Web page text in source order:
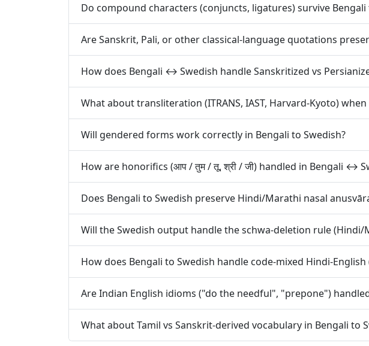
Do compound characters (conjuncts, ligatures) survive Bengali
Are Sanskrit, Pali, or other classical-language quotations
How does Bengali ↔ Swedish handle Sanskritized vs
What about transliteration (ITRANS, IAST, Harvard-Kyoto)
Will gendered forms work correctly in Bengali to Swedish?
How are honorifics (आप / तुम / तू, श्री / जी) handled in Bengali ↔
Does Bengali to Swedish preserve Hindi/Marathi nasal
Will the Swedish output handle the schwa-deletion rule (Hindi/
How does Bengali to Swedish handle code-mixed Hindi-
Are Indian English idioms ("do the needful", "prepone")
What about Tamil vs Sanskrit-derived vocabulary in Bengali to